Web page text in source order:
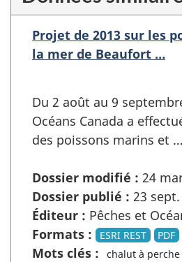
Projet de 2013 sur les
la mer de Beaufort …
Du 2 août au 9
Océans Canada a
des poissons marins et …
Dossier modifié : 24
Dossier publié : 23
Éditeur : Pêches et
Formats :
ESRI REST PDF
Mots clés : chalut à perche